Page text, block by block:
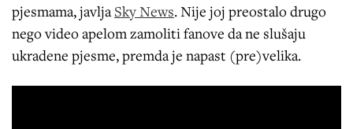
pjesmama, javljaSky News. Nije joj preostalo drugo
nego video apelom zamoliti fanove da ne slušaju
ukradene pjesme, premda je napast (pre)velika.